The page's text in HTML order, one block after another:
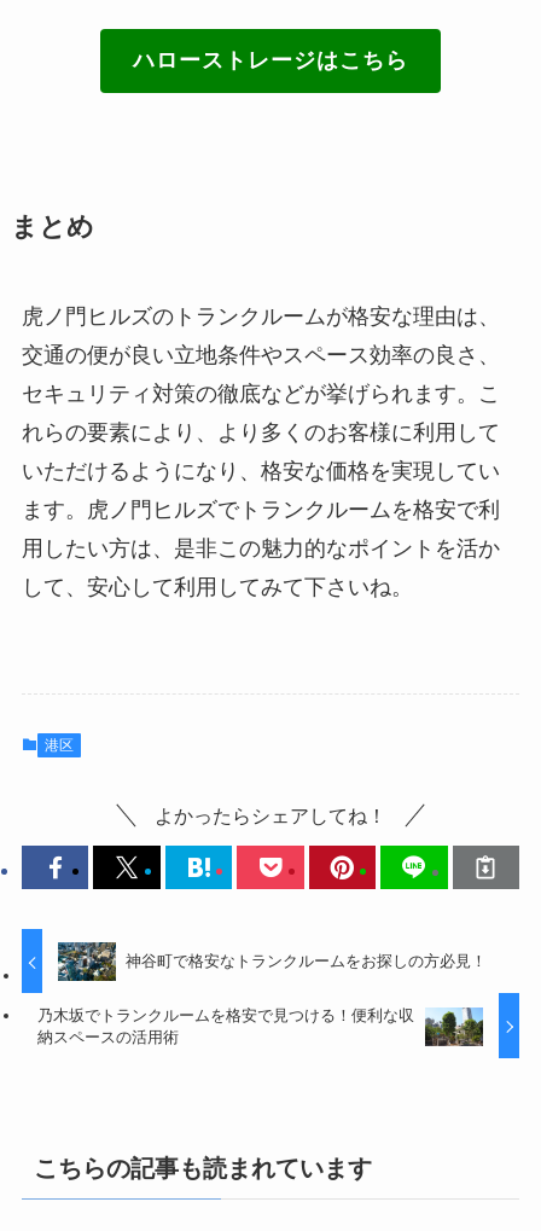
ハローストレージはこちら
まとめ
虎ノ門ヒルズのトランクルームが格安な理由は、
交通の便が良い立地条件やスペース効率の良さ、
セキュリティ対策の徹底などが挙げられます。こ
れらの要素により、より多くのお客様に利用して
いただけるようになり、格安な価格を実現してい
ます。虎ノ門ヒルズでトランクルームを格安で利
用したい方は、是非この魅力的なポイントを活か
して、安心して利用してみて下さいね。
港区
よかったらシェアしてね！
神谷町で格安なトランクルームをお探しの方必見！
乃木坂でトランクルームを格安で見つける！便利な収
納スペースの活用術
こちらの記事も読まれています